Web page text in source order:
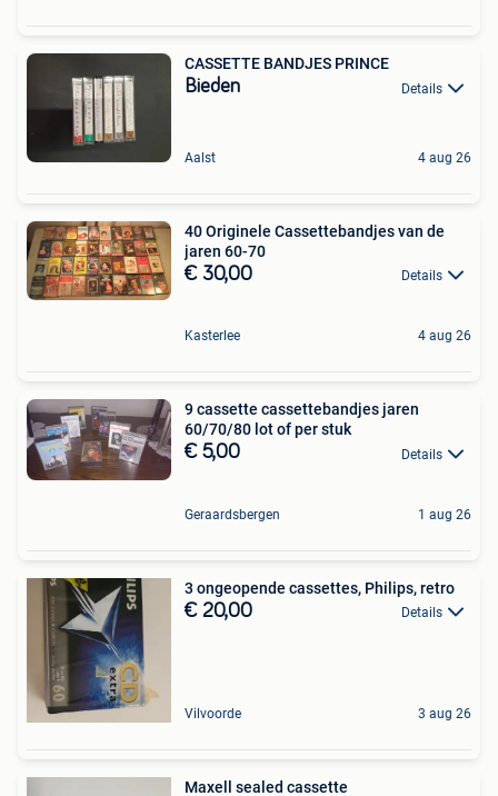
CASSETTE BANDJES PRINCE
Bieden Details
Aalst 4 aug 26
40 Originele Cassettebandjes van de
jaren 60-70
€ 30,00 Details
Kasterlee 4 aug 26
9 cassette cassettebandjes jaren
60/70/80 lot of per stuk
€ 5,00 Details
Geraardsbergen 1 aug 26
3 ongeopende cassettes, Philips, retro
€ 20,00 Details
Vilvoorde 3 aug 26
Maxell sealed cassette